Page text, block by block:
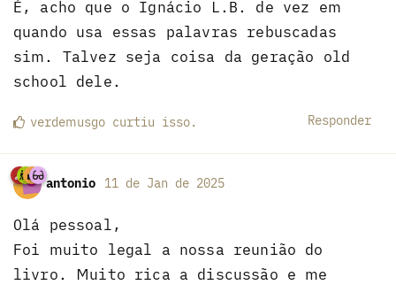
É, acho que o Ignácio L.B. de vez em
quando usa essas palavras rebuscadas
sim. Talvez seja coisa da geração old
school dele.
Responder
verdemusgo curtiu isso.
antonio 11 de Jan de 2025
Olá pessoal,
Foi muito legal a nossa reunião do
livro. Muito rica a discussão e me